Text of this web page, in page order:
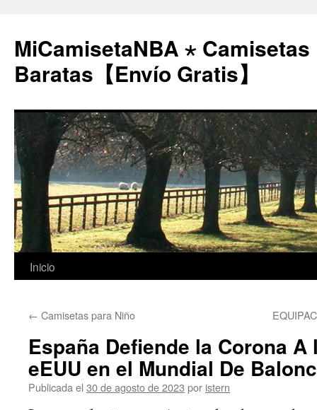
MiCamisetaNBA ⋆ Camisetas
Baratas【Envío Gratis】
Saltar
contenido
Inicio
← Camisetas para Niño
España Defiende la Corona
eEUU en el Mundial De
Publicada el 30 de agosto de 2023 por istern